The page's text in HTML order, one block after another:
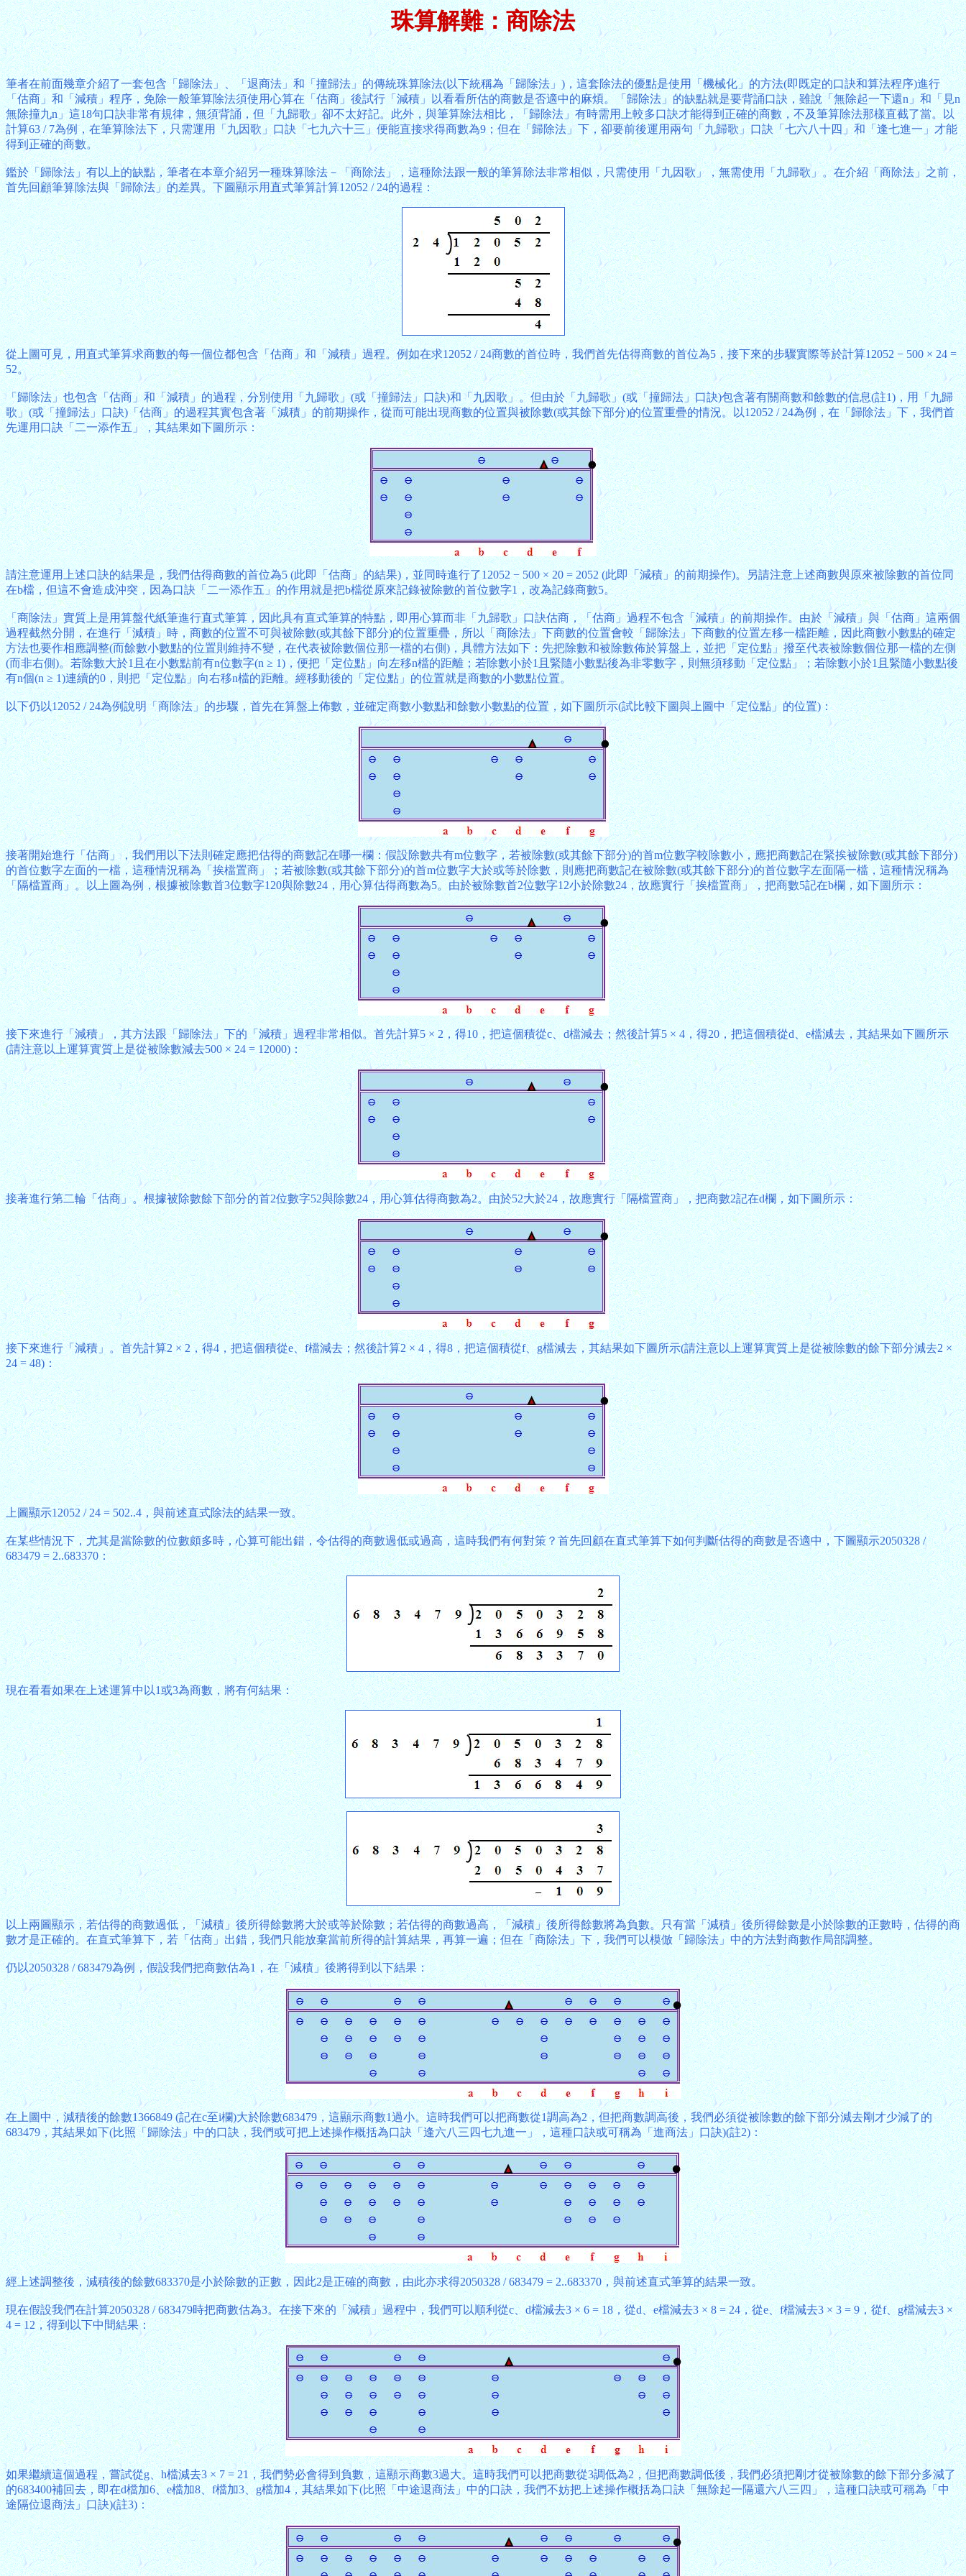
珠算解難：商除法
筆者在前面幾章介紹了一套包含「歸除法」、「退商法」和「撞歸法」的傳統珠算除法(以下統稱為「歸除法」)，這套除法的優點是使用「機械化」的方法(即既定的口訣和算法程序)進行
「估商」和「減積」程序，免除一般筆算除法須使用心算在「估商」後試行「減積」以看看所估的商數是否適中的麻煩。「歸除法」的缺點就是要背誦口訣，雖說「無除起一下還n」和「見n
無除撞九n」這18句口訣非常有規律，無須背誦，但「九歸歌」卻不太好記。此外，與筆算除法相比，「歸除法」有時需用上較多口訣才能得到正確的商數，不及筆算除法那樣直截了當。以
計算63 / 7為例，在筆算除法下，只需運用「九因歌」口訣「七九六十三」便能直接求得商數為9；但在「歸除法」下，卻要前後運用兩句「九歸歌」口訣「七六八十四」和「逢七進一」才能
得到正確的商數。
鑑於「歸除法」有以上的缺點，筆者在本章介紹另一種珠算除法－「商除法」，這種除法跟一般的筆算除法非常相似，只需使用「九因歌」，無需使用「九歸歌」。在介紹「商除法」之前，
首先回顧筆算除法與「歸除法」的差異。下圖顯示用直式筆算計算12052 / 24的過程：
從上圖可見，用直式筆算求商數的每一個位都包含「估商」和「減積」過程。例如在求12052 / 24商數的首位時，我們首先估得商數的首位為5，接下來的步驟實際等於計算12052 − 500 × 24 =
52。
「歸除法」也包含「估商」和「減積」的過程，分別使用「九歸歌」(或「撞歸法」口訣)和「九因歌」。但由於「九歸歌」(或「撞歸法」口訣)包含著有關商數和餘數的信息(註1)，用「九歸
歌」(或「撞歸法」口訣)「估商」的過程其實包含著「減積」的前期操作，從而可能出現商數的位置與被除數(或其餘下部分)的位置重疊的情況。以12052 / 24為例，在「歸除法」下，我們首
先運用口訣「二一添作五」，其結果如下圖所示：
請注意運用上述口訣的結果是，我們估得商數的首位為5 (此即「估商」的結果)，並同時進行了12052 − 500 × 20 = 2052 (此即「減積」的前期操作)。另請注意上述商數與原來被除數的首位同
在b檔，但這不會造成沖突，因為口訣「二一添作五」的作用就是把b檔從原來記錄被除數的首位數字1，改為記錄商數5。
「商除法」實質上是用算盤代紙筆進行直式筆算，因此具有直式筆算的特點，即用心算而非「九歸歌」口訣估商，「估商」過程不包含「減積」的前期操作。由於「減積」與「估商」這兩個
過程截然分開，在進行「減積」時，商數的位置不可與被除數(或其餘下部分)的位置重疊，所以「商除法」下商數的位置會較「歸除法」下商數的位置左移一檔距離，因此商數小數點的確定
方法也要作相應調整(而餘數小數點的位置則維持不變，在代表被除數個位那一檔的右側)，具體方法如下：先把除數和被除數佈於算盤上，並把「定位點」撥至代表被除數個位那一檔的左側
(而非右側)。若除數大於1且在小數點前有n位數字(n ≥ 1)，便把「定位點」向左移n檔的距離；若除數小於1且緊隨小數點後為非零數字，則無須移動「定位點」；若除數小於1且緊隨小數點後
有n個(n ≥ 1)連續的0，則把「定位點」向右移n檔的距離。經移動後的「定位點」的位置就是商數的小數點位置。
以下仍以12052 / 24為例說明「商除法」的步驟，首先在算盤上佈數，並確定商數小數點和餘數小數點的位置，如下圖所示(試比較下圖與上圖中「定位點」的位置)：
接著開始進行「估商」，我們用以下法則確定應把估得的商數記在哪一欄：假設除數共有m位數字，若被除數(或其餘下部分)的首m位數字較除數小，應把商數記在緊挨被除數(或其餘下部分)
的首位數字左面的一檔，這種情況稱為「挨檔置商」；若被除數(或其餘下部分)的首m位數字大於或等於除數，則應把商數記在被除數(或其餘下部分)的首位數字左面隔一檔，這種情況稱為
「隔檔置商」。以上圖為例，根據被除數首3位數字120與除數24，用心算估得商數為5。由於被除數首2位數字12小於除數24，故應實行「挨檔置商」，把商數5記在b欄，如下圖所示：
接下來進行「減積」，其方法跟「歸除法」下的「減積」過程非常相似。首先計算5 × 2，得10，把這個積從c、d檔減去；然後計算5 × 4，得20，把這個積從d、e檔減去，其結果如下圖所示
(請注意以上運算實質上是從被除數減去500 × 24 = 12000)：
接著進行第二輪「估商」。根據被除數餘下部分的首2位數字52與除數24，用心算估得商數為2。由於52大於24，故應實行「隔檔置商」，把商數2記在d欄，如下圖所示：
接下來進行「減積」。首先計算2 × 2，得4，把這個積從e、f檔減去；然後計算2 × 4，得8，把這個積從f、g檔減去，其結果如下圖所示(請注意以上運算實質上是從被除數的餘下部分減去2 ×
24 = 48)：
上圖顯示12052 / 24 = 502..4，與前述直式除法的結果一致。
在某些情況下，尤其是當除數的位數頗多時，心算可能出錯，令估得的商數過低或過高，這時我們有何對策？首先回顧在直式筆算下如何判斷估得的商數是否適中，下圖顯示2050328 /
683479 = 2..683370：
現在看看如果在上述運算中以1或3為商數，將有何結果：
以上兩圖顯示，若估得的商數過低，「減積」後所得餘數將大於或等於除數；若估得的商數過高，「減積」後所得餘數將為負數。只有當「減積」後所得餘數是小於除數的正數時，估得的商
數才是正確的。在直式筆算下，若「估商」出錯，我們只能放棄當前所得的計算結果，再算一遍；但在「商除法」下，我們可以模倣「歸除法」中的方法對商數作局部調整。
仍以2050328 / 683479為例，假設我們把商數估為1，在「減積」後將得到以下結果：
在上圖中，減積後的餘數1366849 (記在c至i欄)大於除數683479，這顯示商數1過小。這時我們可以把商數從1調高為2，但把商數調高後，我們必須從被除數的餘下部分減去剛才少減了的
683479，其結果如下(比照「歸除法」中的口訣，我們或可把上述操作概括為口訣「逢六八三四七九進一」，這種口訣或可稱為「進商法」口訣)(註2)：
經上述調整後，減積後的餘數683370是小於除數的正數，因此2是正確的商數，由此亦求得2050328 / 683479 = 2..683370，與前述直式筆算的結果一致。
現在假設我們在計算2050328 / 683479時把商數估為3。在接下來的「減積」過程中，我們可以順利從c、d檔減去3 × 6 = 18，從d、e檔減去3 × 8 = 24，從e、f檔減去3 × 3 = 9，從f、g檔減去3 ×
4 = 12，得到以下中間結果：
如果繼續這個過程，嘗試從g、h檔減去3 × 7 = 21，我們勢必會得到負數，這顯示商數3過大。這時我們可以把商數從3調低為2，但把商數調低後，我們必須把剛才從被除數的餘下部分多減了
的683400補回去，即在d檔加6、e檔加8、f檔加3、g檔加4，其結果如下(比照「中途退商法」中的口訣，我們不妨把上述操作概括為口訣「無除起一隔還六八三四」，這種口訣或可稱為「中
途隔位退商法」口訣)(註3)：